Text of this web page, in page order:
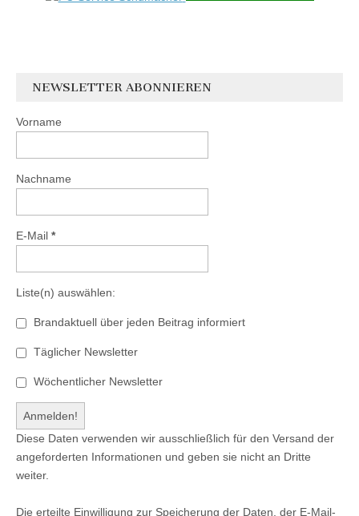
NEWSLETTER ABONNIEREN
Vorname
Nachname
E-Mail *
Liste(n) auswählen:
Brandaktuell über jeden Beitrag informiert
Täglicher Newsletter
Wöchentlicher Newsletter
Diese Daten verwenden wir ausschließlich für den Versand der
angeforderten Informationen und geben sie nicht an Dritte
weiter.
Die erteilte Einwilligung zur Speicherung der Daten, der E-Mail-